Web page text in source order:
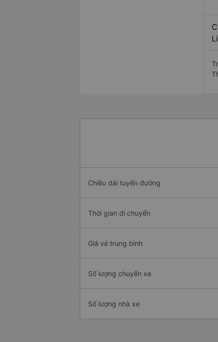
Chiều dài tuyến đường
Thời gian di chuyển
Giá vé trung bình
Số lượng chuyến xe
Số lượng nhà xe